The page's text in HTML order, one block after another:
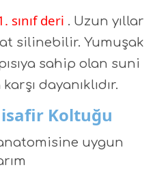
sınıf deri . Uzun yıllar
silinebilir. Yumuşak
sahip olan suni
dayanıklıdır.
Koltuğu
uygun